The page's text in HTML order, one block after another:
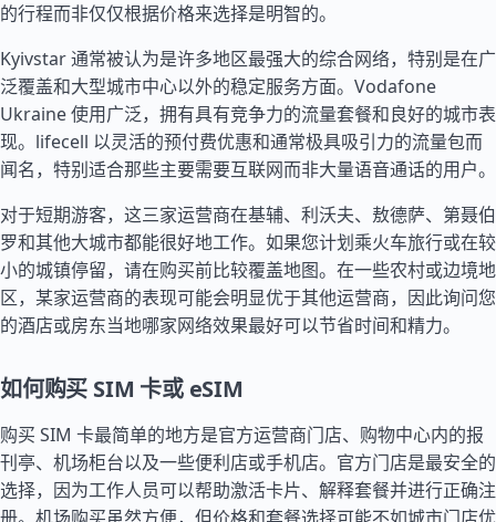
的行程而非仅仅根据价格来选择是明智的。
Kyivstar 通常被认为是许多地区最强大的综合网络，特别是在广
泛覆盖和大型城市中心以外的稳定服务方面。Vodafone
Ukraine 使用广泛，拥有具有竞争力的流量套餐和良好的城市表
现。lifecell 以灵活的预付费优惠和通常极具吸引力的流量包而
闻名，特别适合那些主要需要互联网而非大量语音通话的用户。
对于短期游客，这三家运营商在基辅、利沃夫、敖德萨、第聂伯
罗和其他大城市都能很好地工作。如果您计划乘火车旅行或在较
小的城镇停留，请在购买前比较覆盖地图。在一些农村或边境地
区，某家运营商的表现可能会明显优于其他运营商，因此询问您
的酒店或房东当地哪家网络效果最好可以节省时间和精力。
如何购买 SIM 卡或 eSIM
购买 SIM 卡最简单的地方是官方运营商门店、购物中心内的报
刊亭、机场柜台以及一些便利店或手机店。官方门店是最安全的
选择，因为工作人员可以帮助激活卡片、解释套餐并进行正确注